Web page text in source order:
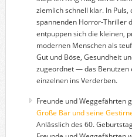
ziemlich schnell klar. In
spannenden Horror-Thriller
entpuppen sich die kleinen,
modernen Menschen als
Gut und Böse, Gesundheit
zugeordnet — das Benutzen
einzelnen ins Verderben.
Freunde und Weggefährten
Große Bär und seine
Anlässlich des 60.